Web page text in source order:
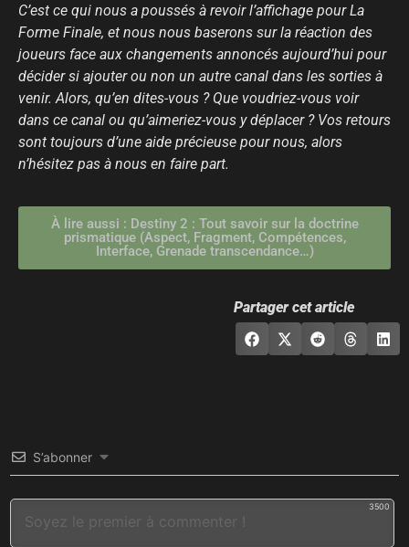
C’est ce qui nous a poussés à revoir l’affichage pour La
Forme Finale, et nous nous baserons sur la réaction des
joueurs face aux changements annoncés aujourd’hui pour
décider si ajouter ou non un autre canal dans les sorties à
venir. Alors, qu’en dites-vous ? Que voudriez-vous voir
dans ce canal ou qu’aimeriez-vous y déplacer ? Vos retours
sont toujours d’une aide précieuse pour nous, alors
n’hésitez pas à nous en faire part.
À lire aussi : Destiny 2 : Tout savoir sur la doctrine
prismatique (Aspect, Fragment, Compétences,
Interface, Grenade transcendance…)
Partager cet article
S’abonner
3500